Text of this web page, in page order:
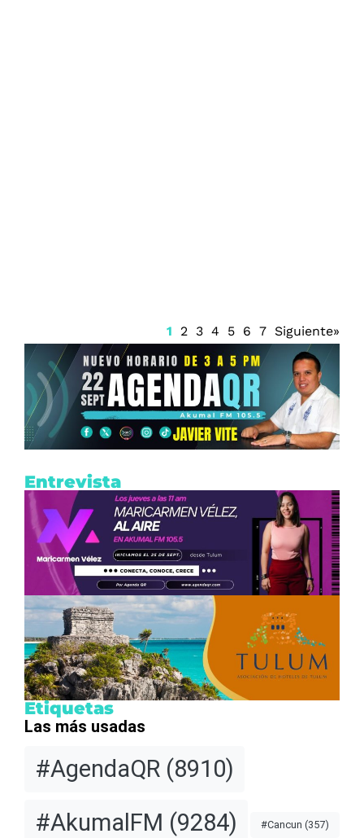
1 2 3 4 5 6 7 Siguiente»
Entrevista
Etiquetas
Las más usadas
#AgendaQR (8910)
#AkumalFM (9284) #Cancun (357)